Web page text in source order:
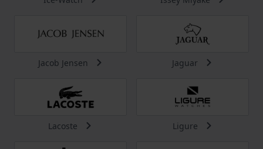
Jacob Jensen Jaguar
Lacoste Ligure